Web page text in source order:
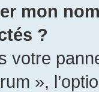
mon
?
votre
»,